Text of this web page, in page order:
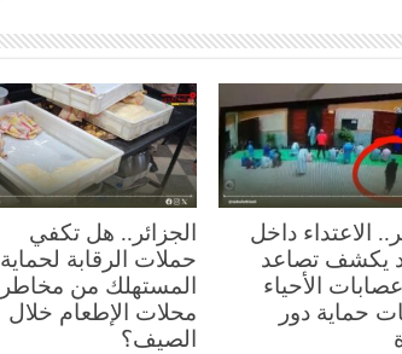
الاعتداء داخل
يكشف تصاعد
الأحياء
حماية دور
الجزائر.. هل تكفي
حملات الرقابة لحماية
المستهلك من مخاطر
محلات الإطعام خلال
الصيف؟